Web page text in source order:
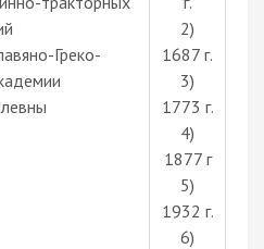
Греко-
2)
1687 г.
3)
1773 г.
4)
1877 г
5)
1932 г.
6)